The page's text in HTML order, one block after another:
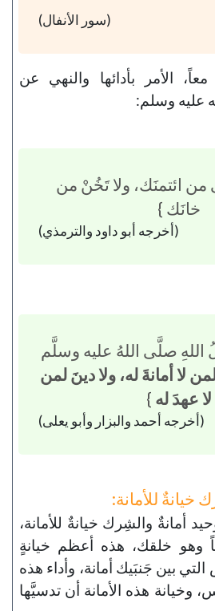
(سور الأنفال)
الأمر بأدائها والنهي عن
عليه وسلم:
من ائتمنَك، ولا تَخُنْ من
خانَك }
(أخرجه أبو داود والترمذي)
صلَّى اللهُ عليه وسلَّم
لا أمانةَ له، ولا دينَ لمن
لا عهدَ له }
(أخرجه أحمد والبزار وأبو يعلى)
خيانةٌ للأمانة:
أمانةٌ والشِرك خيانةٌ للأمانة،
وهو خلقك، هذه أعظم خيانةٍ
التي بين جَنبَيك أمانة، وأداء هذه
وخيانة هذه الأمانة أن تدسيَّها